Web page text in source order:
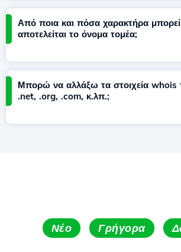
Από ποια και πόσα χαρακτήρα
αποτελείται το όνομα τομέα;
Μπορώ να αλλάξω τα στοιχεία whois
.net, .org, .com, κ.λπ.;
Νέο Γρήγορα